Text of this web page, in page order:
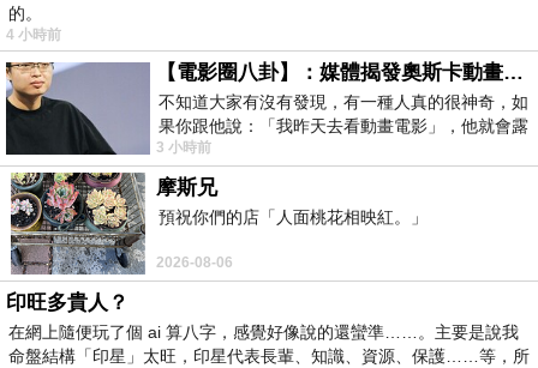
的。
4 小時前
【電影圈八卦】：媒體揭發奧斯卡動畫項目投票醜聞！好萊塢為什麼看不起動畫電影？
不知道大家有沒有發現，有一種人真的很神奇，如
果你跟他說：「我昨天去看動畫電影」，他就會露
出一種慈祥的微笑，然後問你是不是陪小
3 小時前
摩斯兄
預祝你們的店「人面桃花相映紅。」
2026-08-06
印旺多貴人？
在網上隨便玩了個 ai 算八字，感覺好像說的還蠻準……。主要是說我
命盤結構「印星」太旺，印星代表長輩、知識、資源、保護……等，所